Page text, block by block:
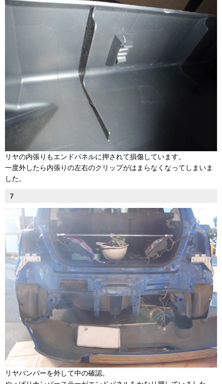
リヤの内張りもエンドパネルに押されて損傷しています。
一度外したら内張りの左右のクリップがはまらなくなってしまいま
した。
7
リヤバンパーを外して中の確認。